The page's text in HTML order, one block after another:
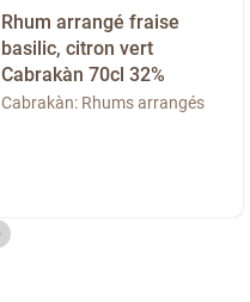
Rhum arrangé fraise
basilic, citron vert
Cabrakàn 70cl 32%
Cabrakàn: Rhums arrangés